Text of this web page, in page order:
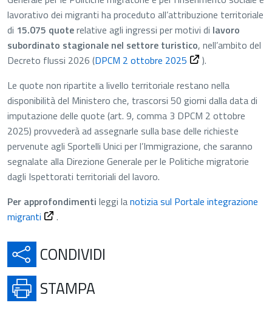
lavorativo dei migranti ha proceduto all’attribuzione territoriale
di 15.075 quoterelative agli ingressi per motivi di lavoro
subordinato stagionale nel settore turistico, nell’ambito del
Decreto flussi 2026 (DPCM 2 ottobre 2025
).
Le quote non ripartite a livello territoriale restano nella
disponibilità del Ministero che, trascorsi 50 giorni dalla data di
imputazione delle quote (art. 9, comma 3 DPCM 2 ottobre
2025) provvederà ad assegnarle sulla base delle richieste
pervenute agli Sportelli Unici per l’Immigrazione, che saranno
segnalate alla Direzione Generale per le Politiche migratorie
dagli Ispettorati territoriali del lavoro.
Per approfondimenti leggi lanotizia sul Portale integrazione
migranti
.
CONDIVIDI
STAMPA